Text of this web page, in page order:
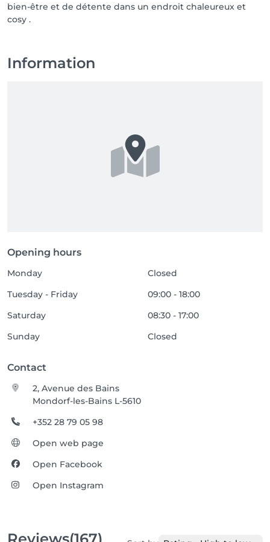
bien-être et de détente dans un endroit chaleureux et
cosy .
Information
Opening hours
Monday
Closed
Tuesday - Friday
09:00 - 18:00
Saturday
08:30 - 17:00
Sunday
Closed
Contact
2, Avenue des Bains
Mondorf-les-Bains L-5610
+352 28 79 05 98
Open web page
Open Facebook
Open Instagram
Reviews(167)